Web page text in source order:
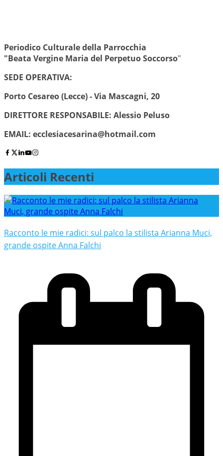
Periodico Culturale della Parrocchia
"Beata Vergine Maria del Perpetuo Soccorso"
SEDE OPERATIVA:
Porto Cesareo (Lecce) - Via Mascagni, 20
DIRETTORE RESPONSABILE: Alessio Peluso
EMAIL: ecclesiacesarina@hotmail.com
Articoli Recenti
Racconto le mie radici: sul palco la stilista Arianna Muci,
grande ospite Anna Falchi